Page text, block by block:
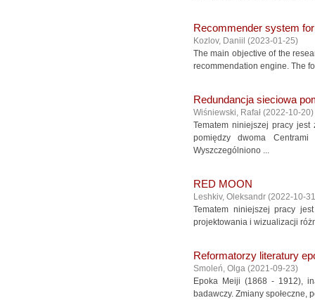
Recommender system
Kozlov, Daniil (2023-01-25)
The main objective of the
recommendation engine. The
Redundancja sieciowa
Wiśniewski, Rafał (2022-10-20)
Tematem niniejszej pracy
pomiędzy dwoma
Wyszczególniono ...
RED MOON
Leshkiv, Oleksandr (2022-10-31
Tematem niniejszej pracy
projektowania i wizualizacji
Reformatorzy literatury
Smoleń, Olga (2021-09-23)
Epoka Meiji (1868 - 1912),
badawczy. Zmiany społeczne,